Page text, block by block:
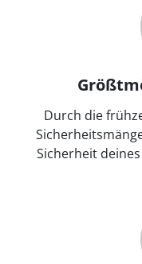
Durch die
Sicherheit